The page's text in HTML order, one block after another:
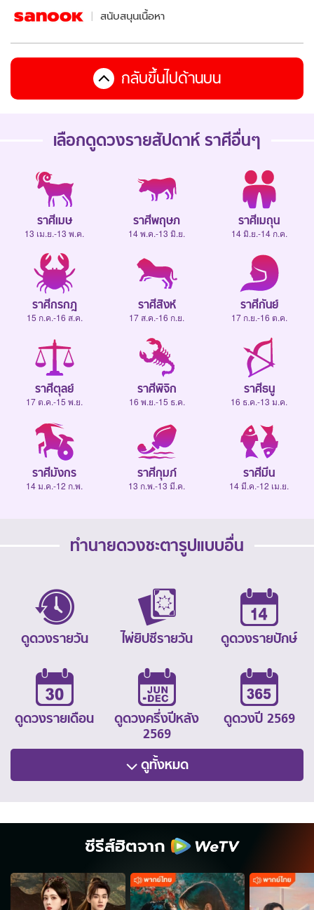
สนับสนุนเนื้อหา
กลับขึ้นไปด้านบน
เลือกดูดวงรายสัปดาห์ ราศีอื่นๆ
ราศีเมษ
13 เม.ย.-13 พ.ค.
ราศีพฤษภ
14 พ.ค.-13 มิ.ย.
ราศีเมถุน
14 มิ.ย.-14 ก.ค.
ราศีกรกฎ
15 ก.ค.-16 ส.ค.
ราศีสิงห์
17 ส.ค.-16 ก.ย.
ราศีกันย์
17 ก.ย.-16 ต.ค.
ราศีตุลย์
17 ต.ค.-15 พ.ย.
ราศีพิจิก
16 พ.ย.-15 ธ.ค.
ราศีธนู
16 ธ.ค.-13 ม.ค.
ราศีมังกร
14 ม.ค.-12 ก.พ.
ราศีกุมภ์
13 ก.พ.-13 มี.ค.
ราศีมีน
14 มี.ค.-12 เม.ย.
ทำนายดวงชะตารูปแบบอื่น
ดูดวงรายวัน ไพ่ยิปซีรายวัน ดูดวงรายปักษ์
ดูดวงรายเดือน
ดูดวงครึ่งปีหลัง
2569
ดูดวงปี 2569
ดูทั้งหมด
ซีรีส์ฮิตจาก